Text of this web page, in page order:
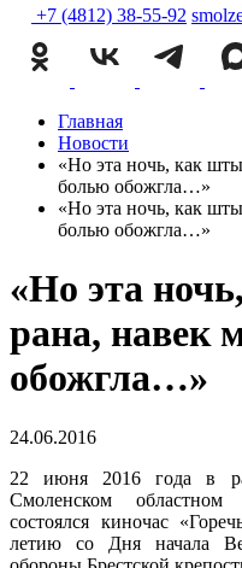
+7 (4812) 38-55-92
Главная
Новости
«Но эта ночь, как
болью обожгла…»
«Но эта ночь, как
болью обожгла…»
«Но эта
рана, навек
обожгла…»
24.06.2016
22 июня 2016 года в
Смоленском областном
состоялся киночас
летию со Дня начала